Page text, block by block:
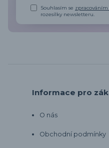
Souhlasím se
rozesílky newsletteru.
Informace pro
O nás
Obchodní podmínky